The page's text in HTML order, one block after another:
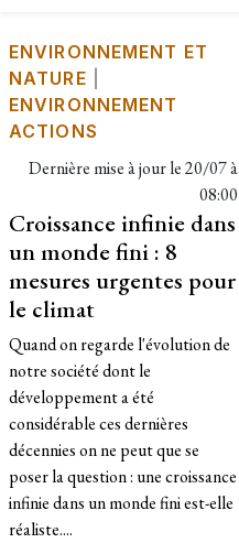
ENVIRONNEMENT ET
NATURE
ENVIRONNEMENT
ACTIONS
Dernière mise à jour le20/07 à
08:00
Croissance infinie dans
un monde fini : 8
mesures urgentes pour
le climat
Quand on regarde l'évolution de
notre société dont le
développement a été
considérable ces dernières
décennies on ne peut que se
poser la question : une croissance
infinie dans un monde fini est-elle
réaliste....